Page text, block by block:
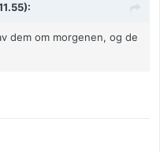
dem om morgenen, og de